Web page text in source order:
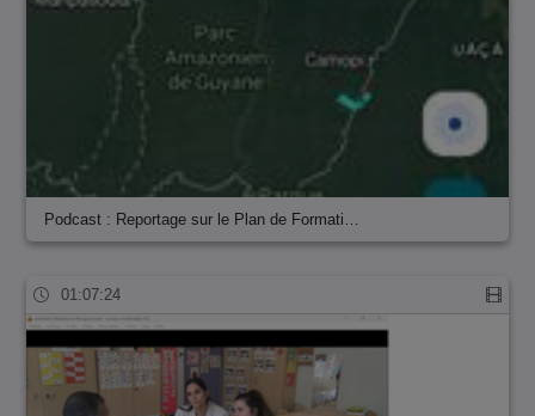
Podcast : Reportage sur le Plan de Formati…
01:07:24